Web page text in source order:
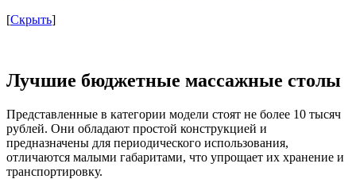
[Скрыть]
Лучшие бюджетные массажные столы
Представленные в категории модели стоят не более 10 тысяч
рублей. Они обладают простой конструкцией и
предназначены для периодического использования,
отличаются малыми габаритами, что упрощает их хранение и
транспортировку.